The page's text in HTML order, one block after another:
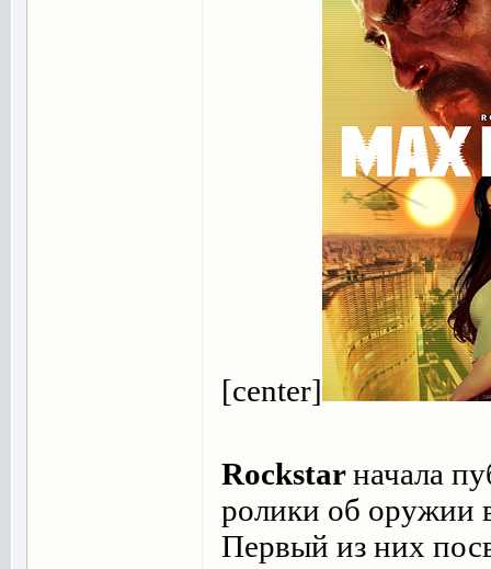
[center]
Rockstarначала
ролики об оружии
Первый из них